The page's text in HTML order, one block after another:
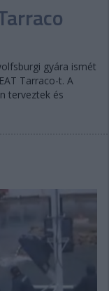
gyára ismét
Tarraco-t. A
terveztek és